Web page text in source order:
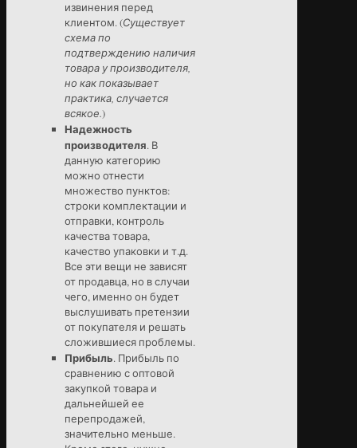
извинения перед
клиентом. (Существует
схема по
подтверждению наличия
товара у производителя,
но как показывает
практика, случается
всякое.)
Надежность
производителя. В
данную категорию
можно отнести
множество пунктов:
строки комплектации и
отправки, контроль
качества товара,
качество упаковки и т.д.
Все эти вещи не зависят
от продавца, но в случаи
чего, именно он будет
выслушивать претензии
от покупателя и решать
сложившиеся проблемы.
Прибыль. Прибыль по
сравнению с оптовой
закупкой товара и
дальнейшей ее
перепродажей,
значительно меньше.